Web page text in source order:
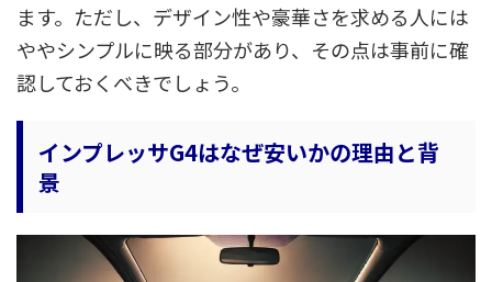
ます。ただし、デザイン性や豪華さを求める人には
ややシンプルに映る部分があり、その点は事前に確
認しておくべきでしょう。
インプレッサG4はなぜ安いかの理由と背
景